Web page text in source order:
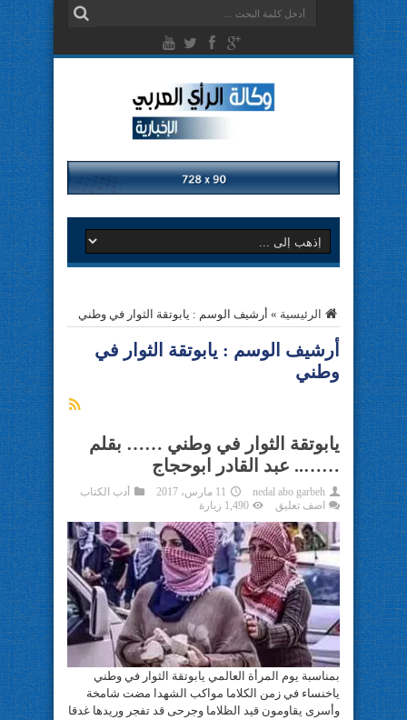
الرئيسية » أرشيف الوسم : يابوتقة الثوار في وطني
أرشيف الوسم : يابوتقة الثوار في
وطني
يابوتقة الثوار في وطني …… بقلم
…….. عبد القادر ابوحجاج
nedal abo garbeh 11 مارس، 2017
أدب الكتاب
اضف تعليق
1,490 زيارة
بمناسبة يوم المرأة العالمي يابوتقة الثوار في وطني
ياخنساء في زمن الكلاما مواكب الشهدا مضت شامخة
وأسرى يقاومون قيد الظلاما وجرحى قد تفجر وريدها غدقا